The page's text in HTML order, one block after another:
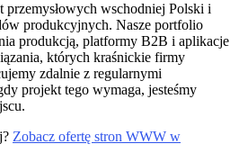
przemysłowych wschodniej Polski i
produkcyjnych. Nasze portfolio
produkcją, platformy B2B i aplikacje
których kraśnickie firmy
zdalnie z regularnymi
projekt tego wymaga, jesteśmy
Zobacz ofertę stron WWW w